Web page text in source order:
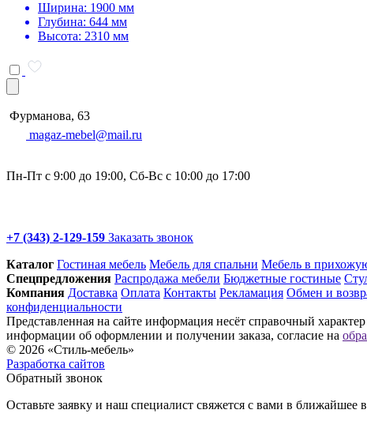
Ширина: 1900 мм
Глубина: 644 мм
Высота: 2310 мм
Фурманова, 63
magaz-mebel@mail.ru
Пн-Пт с 9:00 до 19:00, Сб-Вс с 10:00 до 17:00
+7 (343) 2-129-159 Заказать звонок
Каталог Гостиная мебель Мебель для спальни Мебель в
Спец­предложения Распродажа мебели Бюджетные гостиные
Компания Доставка Оплата Контакты Рекламация Обмен и
конфиденциальности
Представленная на сайте информация несёт справочный
информации об оформлении и получении заказа, согласие на
© 2026 «Стиль-мебель»
Разработка сайтов
Обратный звонок
Оставьте заявку и наш специалист свяжется с вами в ближайшее